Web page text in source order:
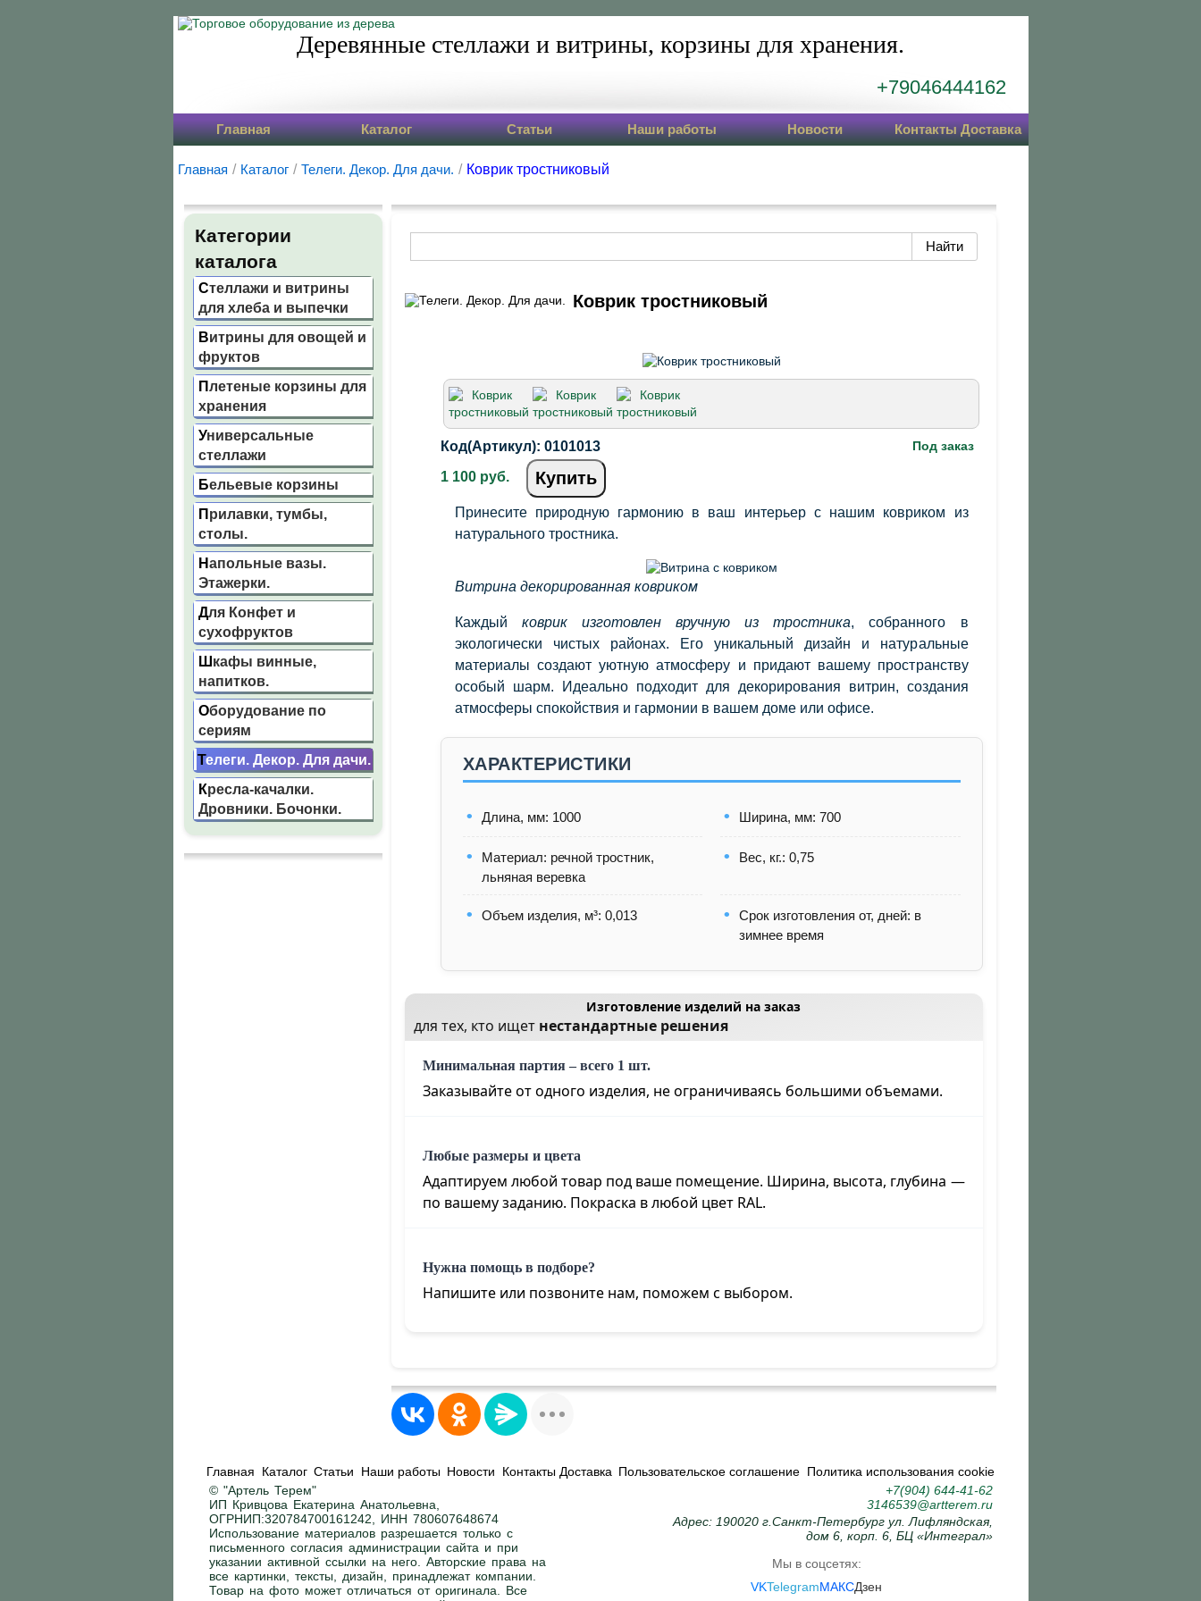
Деревянные стеллажи и витрины, корзины для хранения.
+79046444162
Главная Каталог Статьи Наши работы Новости Контакты Доставка
Главная / Каталог / Телеги. Декор. Для дачи. / Коврик тростниковый
Категории
каталога
Стеллажи и витрины
для хлеба и выпечки
Витрины для овощей и
фруктов
Плетеные корзины для
хранения
Универсальные
стеллажи
Бельевые корзины
Прилавки, тумбы,
столы.
Напольные вазы.
Этажерки.
Для Конфет и
сухофруктов
Шкафы винные,
напитков.
Оборудование по
сериям
Телеги. Декор. Для дачи.
Кресла-качалки.
Дровники. Бочонки.
Коврик тростниковый
Код(Артикул): 0101013 Под заказ
1 100 руб. Купить
Принесите природную гармонию в ваш интерьер с нашим ковриком из
натурального тростника.
Витрина декорированная ковриком
Каждый коврик изготовлен вручную из тростника, собранного в
экологически чистых районах. Его уникальный дизайн и натуральные
материалы создают уютную атмосферу и придают вашему пространству
особый шарм. Идеально подходит для декорирования витрин, создания
атмосферы спокойствия и гармонии в вашем доме или офисе.
ХАРАКТЕРИСТИКИ
Длина, мм: 1000 Ширина, мм: 700
Материал: речной тростник,
льняная веревка
Вес, кг.: 0,75
Объем изделия, м³: 0,013
Срок изготовления от, дней: в
зимнее время
Изготовление изделий на заказ
для тех, кто ищет нестандартные решения
Минимальная партия – всего 1 шт.
Заказывайте от одного изделия, не ограничиваясь большими объемами.
Любые размеры и цвета
Адаптируем любой товар под ваше помещение. Ширина, высота, глубина —
по вашему заданию. Покраска в любой цвет RAL.
Нужна помощь в подборе?
Напишите или позвоните нам, поможем с выбором.
Главная Каталог Статьи Наши работы Новости Контакты Доставка Пользовательское соглашение Политика использования cookie
© "Артель Терем"
ИП Кривцова Екатерина Анатольевна,
ОГРНИП:320784700161242, ИНН 780607648674
Использование материалов разрешается только с
письменного согласия администрации сайта и при
указании активной ссылки на него. Авторские права на
все картинки, тексты, дизайн, принадлежат компании.
Товар на фото может отличаться от оригинала. Все
+7(904) 644-41-62
3146539@artterem.ru
Адрес: 190020 г.Санкт-Петербург ул. Лифляндская,
дом 6, корп. 6, БЦ «Интеграл»
Мы в соцсетях:
VKTelegramМАКСДзен